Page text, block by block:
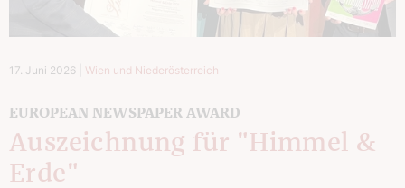
17. Juni 2026 Wien und Niederösterreich
EUROPEAN NEWSPAPER AWARD
Auszeichnung für "Himmel &
Erde"